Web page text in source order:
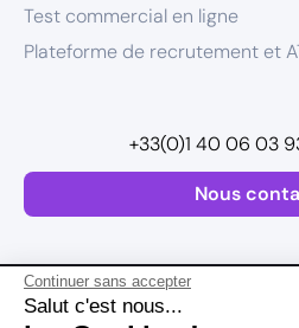
Continuer sans accepter
Salut c'est nous...
Test commercial en ligne
Plateforme de recrutement et
Nous
+33(0)1 40 06 03